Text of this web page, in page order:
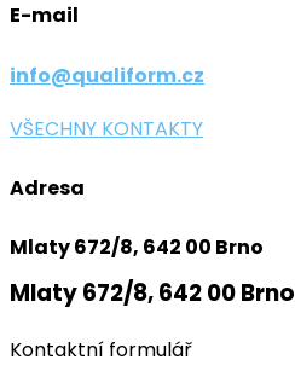
E-mail
info@qualiform.cz
VŠECHNY KONTAKTY
Adresa
Mlaty 672/8, 642 00 Brno
Mlaty 672/8, 642 00 Brno
Kontaktní formulář